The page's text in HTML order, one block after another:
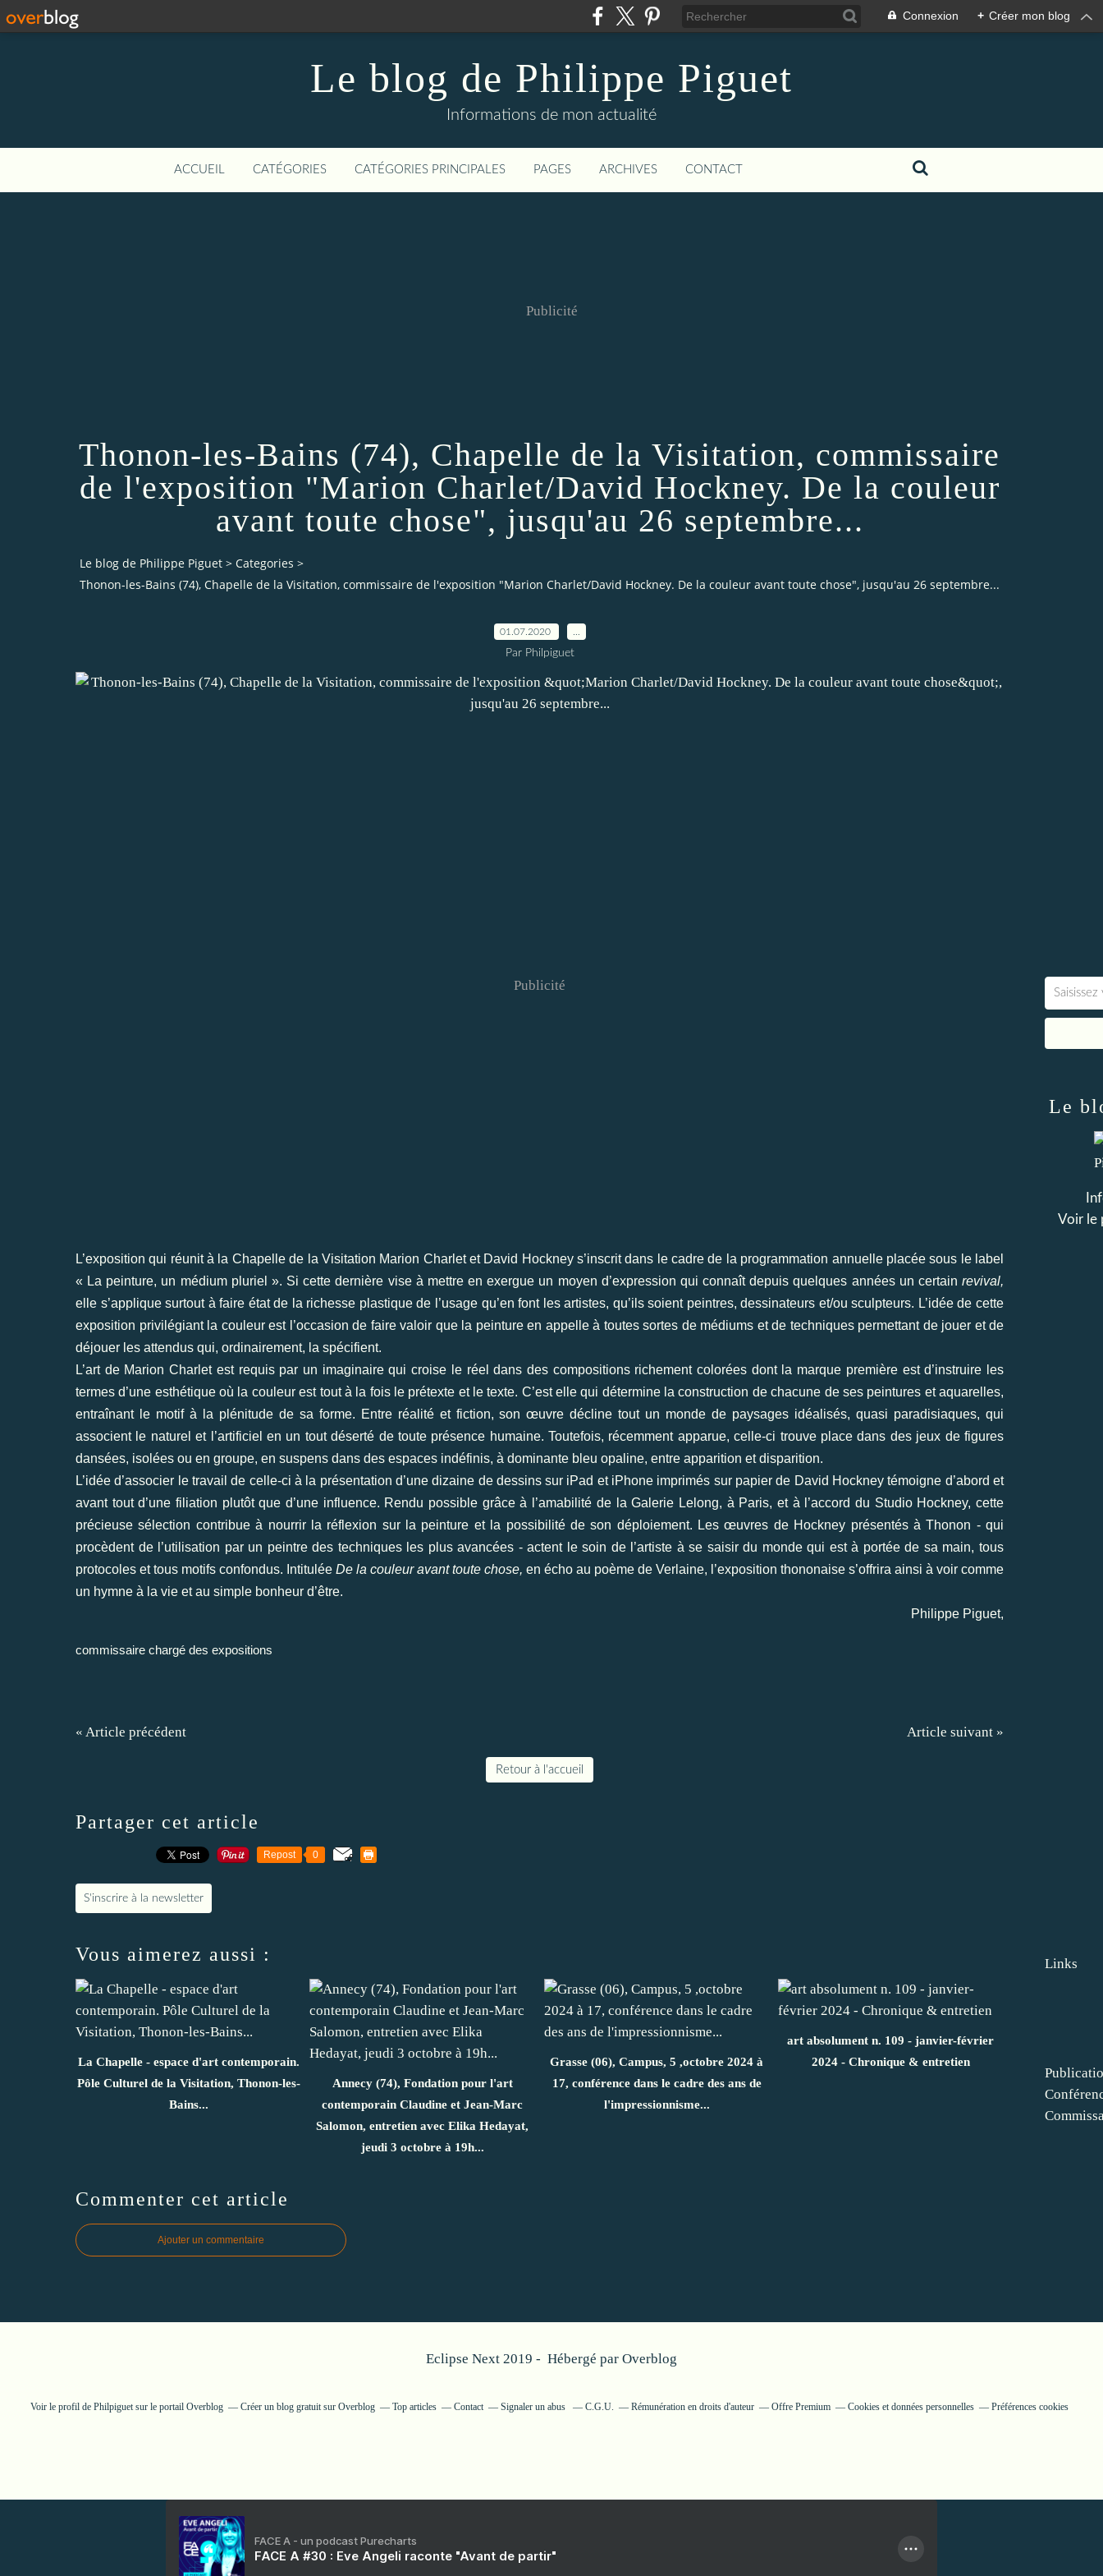
Connexion + Créer mon blog
Le blog de Philippe Piguet
Informations de mon actualité
ACCUEIL CATÉGORIES CATÉGORIES PRINCIPALES PAGES ARCHIVES CONTACT
Publicité
Thonon-les-Bains (74), Chapelle de la Visitation, commissaire
de l'exposition "Marion Charlet/David Hockney. De la couleur
avant toute chose", jusqu'au 26 septembre...
Le blog de Philippe Piguet > Categories >
Thonon-les-Bains (74), Chapelle de la Visitation, commissaire de l'exposition "Marion Charlet/David Hockney. De la couleur avant toute chose", jusqu'au 26 septembre...
01.07.2020
Par Philpiguet
Publicité
L’exposition qui réunit à la Chapelle de la Visitation Marion Charlet et David Hockney s’inscrit dans le cadre de la programmation annuelle placée sous le label
« La peinture, un médium pluriel ». Si cette dernière vise à mettre en exergue un moyen d’expression qui connaît depuis quelques années un certain revival,
elle s’applique surtout à faire état de la richesse plastique de l’usage qu’en font les artistes, qu’ils soient peintres, dessinateurs et/ou sculpteurs. L’idée de cette
exposition privilégiant la couleur est l’occasion de faire valoir que la peinture en appelle à toutes sortes de médiums et de techniques permettant de jouer et de
déjouer les attendus qui, ordinairement, la spécifient.
L’art de Marion Charlet est requis par un imaginaire qui croise le réel dans des compositions richement colorées dont la marque première est d’instruire les
termes d’une esthétique où la couleur est tout à la fois le prétexte et le texte. C’est elle qui détermine la construction de chacune de ses peintures et aquarelles,
entraînant le motif à la plénitude de sa forme. Entre réalité et fiction, son œuvre décline tout un monde de paysages idéalisés, quasi paradisiaques, qui
associent le naturel et l’artificiel en un tout déserté de toute présence humaine. Toutefois, récemment apparue, celle-ci trouve place dans des jeux de figures
dansées, isolées ou en groupe, en suspens dans des espaces indéfinis, à dominante bleu opaline, entre apparition et disparition.
L’idée d’associer le travail de celle-ci à la présentation d’une dizaine de dessins sur iPad et iPhone imprimés sur papier de David Hockney témoigne d’abord et
avant tout d’une filiation plutôt que d’une influence. Rendu possible grâce à l’amabilité de la Galerie Lelong, à Paris, et à l’accord du Studio Hockney, cette
précieuse sélection contribue à nourrir la réflexion sur la peinture et la possibilité de son déploiement. Les œuvres de Hockney présentés à Thonon - qui
procèdent de l’utilisation par un peintre des techniques les plus avancées - actent le soin de l’artiste à se saisir du monde qui est à portée de sa main, tous
protocoles et tous motifs confondus. Intitulée De la couleur avant toute chose, en écho au poème de Verlaine, l’exposition thononaise s’offrira ainsi à voir comme
un hymne à la vie et au simple bonheur d’être.
Philippe Piguet,
commissaire chargé des expositions
« Article précédent Article suivant »
Retour à l'accueil
Partager cet article
Repost 0
S'inscrire à la newsletter
Vous aimerez aussi :
La Chapelle - espace d'art contemporain.
Pôle Culturel de la Visitation, Thonon-les-
Bains...
Annecy (74), Fondation pour l'art
contemporain Claudine et Jean-Marc
Salomon, entretien avec Elika Hedayat,
jeudi 3 octobre à 19h...
Grasse (06), Campus, 5 ,octobre 2024 à
17, conférence dans le cadre des ans de
l'impressionnisme...
art absolument n. 109 - janvier-février
2024 - Chronique & entretien
Commenter cet article
Ajouter un commentaire
Links
Le
Voir le
Eclipse Next 2019 - Hébergé par Overblog
Voir le profil de Philpiguetsur le portail Overblog Créer un blog gratuit sur Overblog Top articles Contact Signaler un abus C.G.U. Rémunération en droits d'auteur Offre Premium Cookies et données personnelles Préférences cookies
FACE A - un podcast Purecharts
FACE A #30 : Eve Angeli raconte "Avant de partir"